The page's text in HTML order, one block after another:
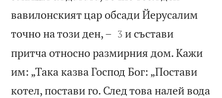
вавилонският цар обсади Йерусалим
точно на този ден, – 

3 и състави
притча относно размирния дом. Кажи
им: „Така казва Господ Бог: „Постави
котел, постави го. След това налей вода